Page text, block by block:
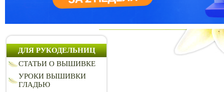
ДЛЯ РУКОДЕЛЬНИЦ
СТАТЬИ О ВЫШИВКЕ
УРОКИ ВЫШИВКИ
ГЛАДЬЮ